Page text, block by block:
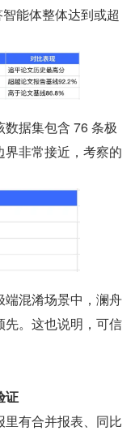
能体整体达到或超
据集包含 76 条极
非常接近，考察的
混淆场景中，澜舟
先。这也说明，可信
证
有合并报表、同比